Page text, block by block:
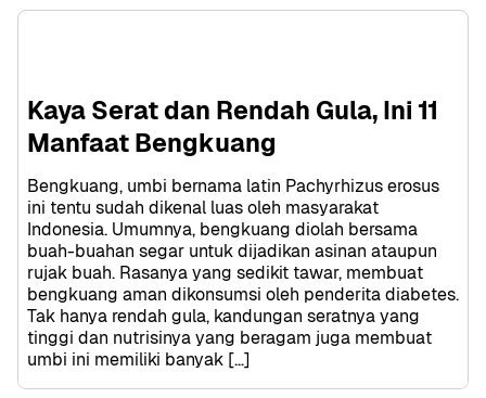
Kaya Serat dan Rendah Gula, Ini 11
Manfaat Bengkuang
Bengkuang, umbi bernama latin Pachyrhizus erosus
ini tentu sudah dikenal luas oleh masyarakat
Indonesia. Umumnya, bengkuang diolah bersama
buah-buahan segar untuk dijadikan asinan ataupun
rujak buah. Rasanya yang sedikit tawar, membuat
bengkuang aman dikonsumsi oleh penderita diabetes.
Tak hanya rendah gula, kandungan seratnya yang
tinggi dan nutrisinya yang beragam juga membuat
umbi ini memiliki banyak […]